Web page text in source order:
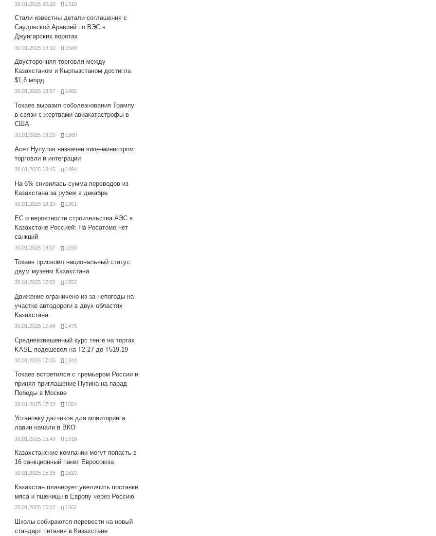
30.01.2025 20:10 1319
Стали известны детали соглашения с
Саудовской Аравией по ВЭС в
Джунгарских воротах
30.01.2025 19:10 1588
Двусторонняя торговля между
Казахстаном и Кыргызстаном достигла
$1,6 млрд
30.01.2025 18:57 1482
Токаев выразил соболезнования Трампу
в связи с жертвами авиакатастрофы в
США
30.01.2025 18:20 1569
Асет Нусупов назначен вице-министром
торговли и интеграции
30.01.2025 18:15 1494
На 6% снизилась сумма переводов из
Казахстана за рубеж в декабре
30.01.2025 18:10 1361
ЕС о вероятности строительства АЭС в
Казахстане Россией: На Росатоме нет
санкций
30.01.2025 18:07 1550
Токаев присвоил национальный статус
двум музеям Казахстана
30.01.2025 17:55 1552
Движение ограничено из-за непогоды на
участке автодороги в двух областях
Казахстана
30.01.2025 17:46 1475
Средневзвешенный курс тенге на торгах
KASE подешевел на Т2,27 до Т519,19
30.01.2025 17:35 1344
Токаев встретился с премьером России и
принял приглашение Путина на парад
Победы в Москве
30.01.2025 17:13 1654
Установку датчиков для мониторинга
лавин начали в ВКО
30.01.2025 15:43 1518
Казахстанские компании могут попасть в
16 санкционный пакет Евросоюза
30.01.2025 15:35 1529
Казахстан планирует увеличить поставки
мяса и пшеницы в Европу через Россию
30.01.2025 15:22 1562
Школы собираются перевести на новый
стандарт питания в Казахстане